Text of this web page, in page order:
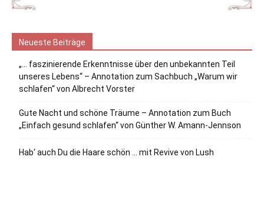
Neueste Beiträge
„… faszinierende Erkenntnisse über den unbekannten Teil
unseres Lebens“ – Annotation zum Sachbuch „Warum wir
schlafen“ von Albrecht Vorster
Gute Nacht und schöne Träume – Annotation zum Buch
„Einfach gesund schlafen“ von Günther W. Amann-Jennson
Hab‘ auch Du die Haare schön … mit Revive von Lush